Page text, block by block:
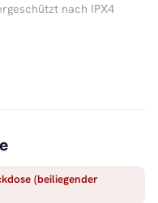
nach IPX4
vom Heizsystem. Die
kurz, und der
Blickfang. Alle
der Kategorie
(beiliegender